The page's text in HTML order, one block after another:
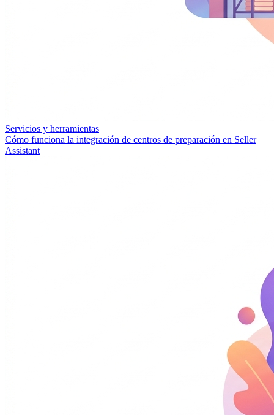
Servicios y herramientas
Cómo funciona la integración de centros de preparación en Seller
Assistant